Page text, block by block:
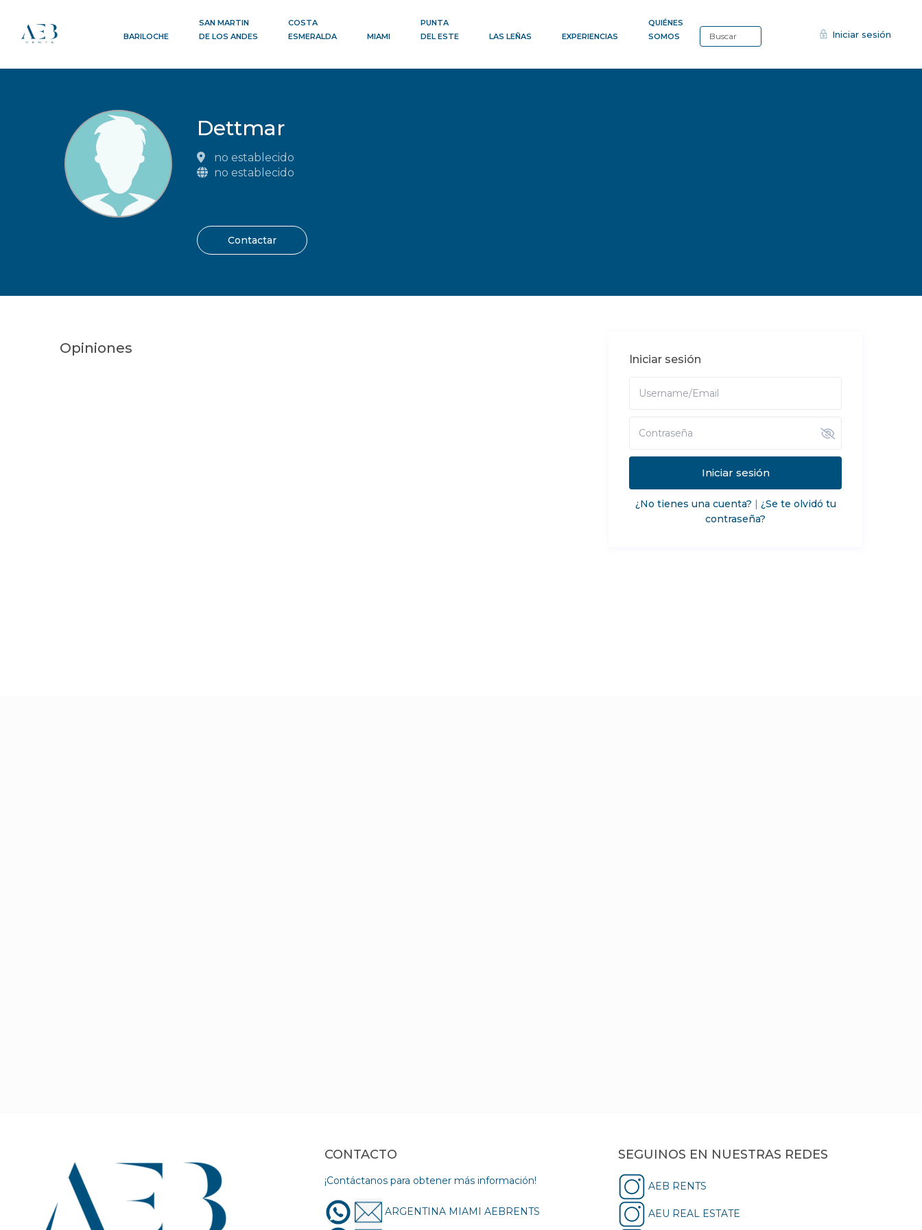
BARILOCHE
SAN MARTIN
DE LOS ANDES
COSTA
ESMERALDA
MIAMI
PUNTA
DEL ESTE
LAS LEÑAS EXPERIENCIAS
QUIÉNES
SOMOS
Iniciar sesión
Dettmar
no establecido
no establecido
Contactar
Opiniones
Iniciar sesión
Iniciar sesión
¿No tienes una cuenta? | ¿Se te olvidó tu
contraseña?
CONTACTO
¡Contáctanos para obtener más información!
ARGENTINA MIAMI AEBRENTS
SEGUINOS EN NUESTRAS REDES
AEB RENTS
AEU REAL ESTATE